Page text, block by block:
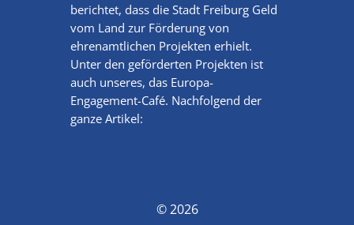
berichtet, dass die Stadt Freiburg Geld
vom Land zur Förderung von
ehrenamtlichen Projekten erhielt.
Unter den geförderten Projekten ist
auch unseres, das Europa-
Engagement-Café. Nachfolgend der
ganze Artikel:
© 2026